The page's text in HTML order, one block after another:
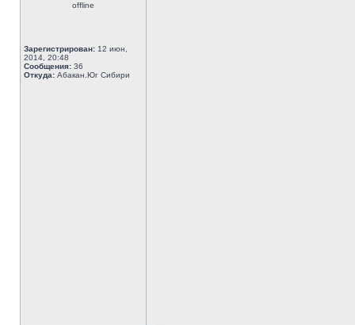
offline
Зарегистрирован: 12 июн,
2014, 20:48
Сообщения: 36
Откуда: Абакан.Юг Сибири